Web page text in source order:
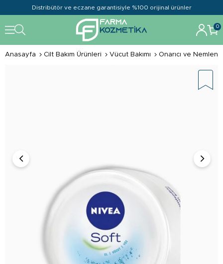
Distribütör ve eczane garantisiyle %100 orijinal ürünler
0
Anasayfa Cilt Bakım Ürünleri Vücut Bakımı Onarıcı ve